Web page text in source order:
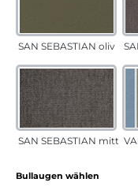
SAN SEBASTIAN oliv
SAN SEBASTIAN
Bullaugen wählen